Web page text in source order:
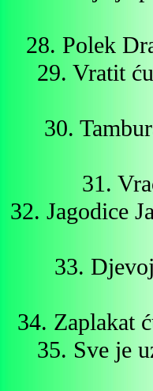
28. Polek
29. Vratit
30.
31.
32. Jagodice
33.
34. Zaplakat
35. Sve je